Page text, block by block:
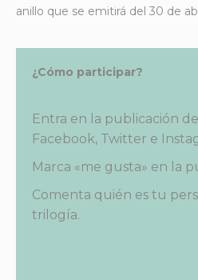
anillo que se emitirá del 30 de
¿Cómo participar?
Entra en la publicación
Facebook, Twitter e
Marca «me gusta» en la
Comenta quién es tu
trilogía.